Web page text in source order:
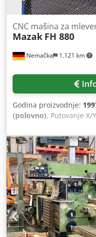
Nemačka 1.121 km
CNC mašina za
Mazak FH 880
Godina proizvodnje:
(polovno), Putovanje X/
dimenzije stola X/Y:
opterećenje stola:
Brzina: 7000rpm,
Dimenzije X/Y/Z: oko
oko 24000kg. Moguća
Dn Usfx Ahusrf